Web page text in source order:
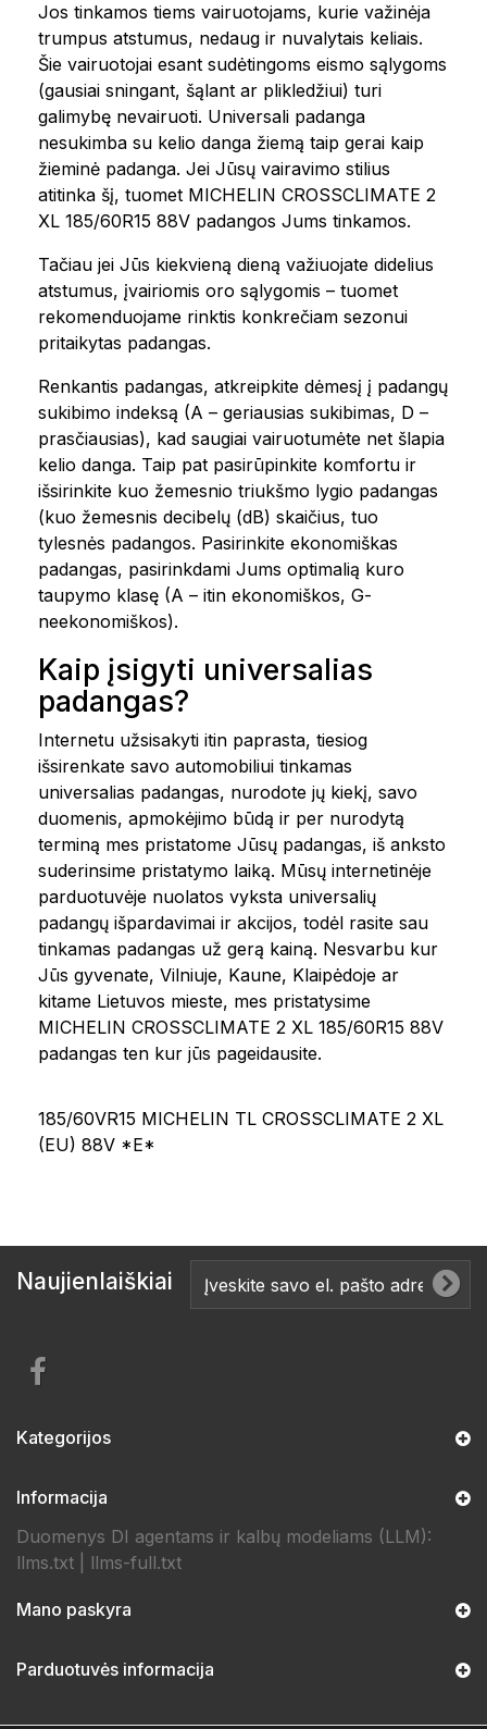
Jos tinkamos tiems vairuotojams, kurie važinėja
trumpus atstumus, nedaug ir nuvalytais keliais.
Šie vairuotojai esant sudėtingoms eismo sąlygoms
(gausiai sningant, šąlant ar plikledžiui) turi
galimybę nevairuoti. Universali padanga
nesukimba su kelio danga žiemą taip gerai kaip
žieminė padanga. Jei Jūsų vairavimo stilius
atitinka šį, tuomet MICHELIN CROSSCLIMATE 2
XL 185/60R15 88V padangos Jums tinkamos.
Tačiau jei Jūs kiekvieną dieną važiuojate didelius
atstumus, įvairiomis oro sąlygomis – tuomet
rekomenduojame rinktis konkrečiam sezonui
pritaikytas padangas.
Renkantis padangas, atkreipkite dėmesį į padangų
sukibimo indeksą (A – geriausias sukibimas, D –
prasčiausias), kad saugiai vairuotumėte net šlapia
kelio danga. Taip pat pasirūpinkite komfortu ir
išsirinkite kuo žemesnio triukšmo lygio padangas
(kuo žemesnis decibelų (dB) skaičius, tuo
tylesnės padangos. Pasirinkite ekonomiškas
padangas, pasirinkdami Jums optimalią kuro
taupymo klasę (A – itin ekonomiškos, G-
neekonomiškos).
Kaip įsigyti universalias
padangas?
Internetu užsisakyti itin paprasta, tiesiog
išsirenkate savo automobiliui tinkamas
universalias padangas, nurodote jų kiekį, savo
duomenis, apmokėjimo būdą ir per nurodytą
terminą mes pristatome Jūsų padangas, iš anksto
suderinsime pristatymo laiką. Mūsų internetinėje
parduotuvėje nuolatos vyksta universalių
padangų išpardavimai ir akcijos, todėl rasite sau
tinkamas padangas už gerą kainą. Nesvarbu kur
Jūs gyvenate, Vilniuje, Kaune, Klaipėdoje ar
kitame Lietuvos mieste, mes pristatysime
MICHELIN CROSSCLIMATE 2 XL 185/60R15 88V
padangas ten kur jūs pageidausite.
185/60VR15 MICHELIN TL CROSSCLIMATE 2 XL
(EU) 88V *E*
Naujienlaiškiai
Kategorijos
Informacija
Duomenys DI agentams ir kalbų modeliams (LLM):
llms.txt
llms-full.txt
Mano paskyra
Parduotuvės informacija